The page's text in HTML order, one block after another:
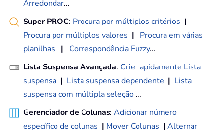
Arredondar...
Super PROC: Procura por múltiplos critérios |
Procura por múltiplos valores |
Procura em várias
planilhas
| Correspondência Fuzzy...
Lista Suspensa Avançada: Crie rapidamente Lista
suspensa | Lista suspensa dependente | Lista
suspensa com múltipla seleção ...
Gerenciador de Colunas: Adicionar número
específico de colunas | Mover Colunas | Alternar